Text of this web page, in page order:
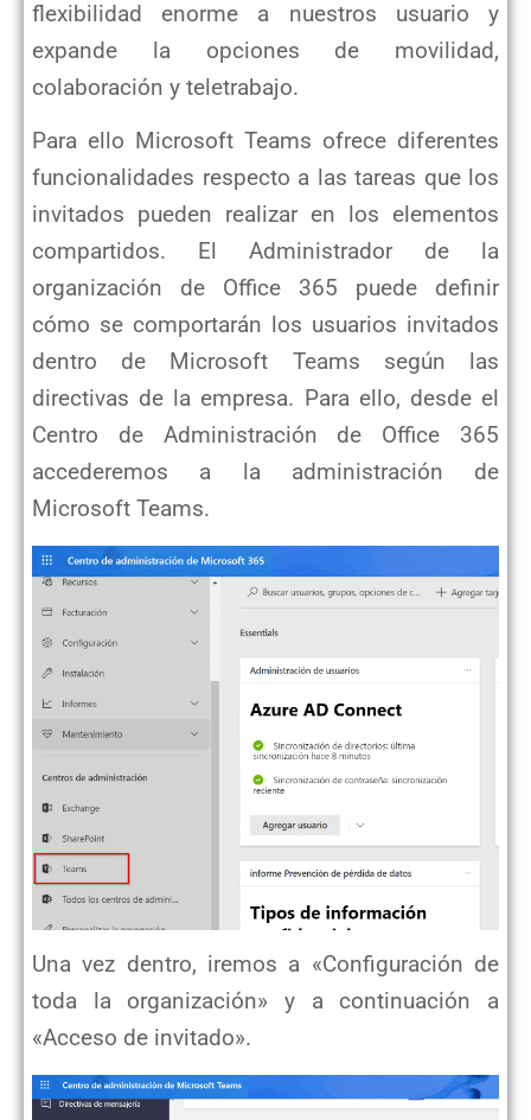
flexibilidad enorme a nuestros usuario y
expande la opciones de movilidad,
colaboración y teletrabajo.
Para ello Microsoft Teams ofrece diferentes
funcionalidades respecto a las tareas que los
invitados pueden realizar en los elementos
compartidos. El Administrador de la
organización de Office 365 puede definir
cómo se comportarán los usuarios invitados
dentro de Microsoft Teams según las
directivas de la empresa. Para ello, desde el
Centro de Administración de Office 365
accederemos a la administración de
Microsoft Teams.
Una vez dentro, iremos a «Configuración de
toda la organización» y a continuación a
«Acceso de invitado».